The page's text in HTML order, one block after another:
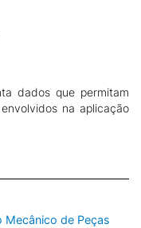
dados que permitam
na aplicação
Mecânico de Peças